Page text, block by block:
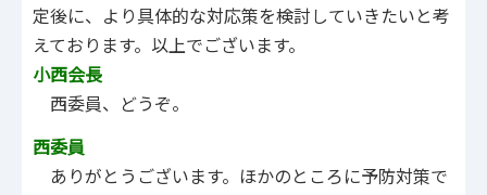
定後に、より具体的な対応策を検討していきたいと考
えております。以上でございます。
小西会長
西委員、どうぞ。
西委員
ありがとうございます。ほかのところに予防対策で